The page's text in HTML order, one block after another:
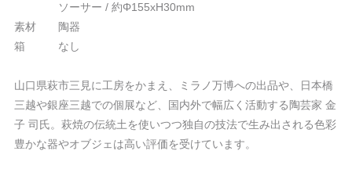
ソーサー / 約Φ155xH30mm
素材 陶器
箱 なし
山口県萩市三見に工房をかまえ、ミラノ万博への出品や、日本橋
三越や銀座三越での個展など、国内外で幅広く活動する陶芸家 金
子 司氏。萩焼の伝統土を使いつつ独自の技法で生み出される色彩
豊かな器やオブジェは高い評価を受けています。